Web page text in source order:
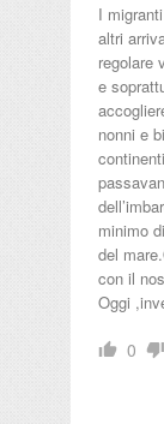
I
altri
regolare
e
nonni e
minimo
del
con il
Oggi
0